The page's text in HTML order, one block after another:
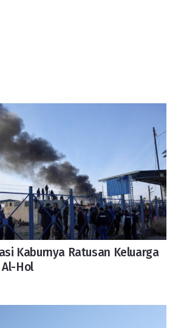
Kaburnya Ratusan Keluarga
Al-Hol